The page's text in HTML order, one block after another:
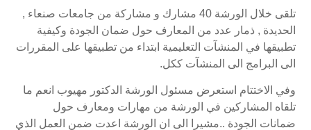
تلقى خلال الورشة 40 مشارك و مشاركة من جامعات صنعاء ,
الحديدة , ذمار عدد من المعارف حول ضمان الجودة وكيفية
تطبيقها في المنشآت التعليمية ابتداء من تطبيقها على المقررات
الى البرامج الى المنشآت ككل.
وفي الاختتام استعرض مسئول الورشة الدكتور مهيوب انعم ما
تلقاه المشاركين في الورشة من مهارات ومعارف حول
ضمانات الجودة ..مشيرا الى ان الورشة اعدت ضمن العمل الذي